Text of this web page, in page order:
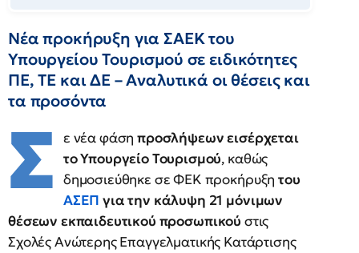
Νέα προκήρυξη για ΣΑΕΚ του
Υπουργείου Τουρισμού σε ειδικότητες
ΠΕ, ΤΕ και ΔΕ – Αναλυτικά οι θέσεις και
τα προσόντα
Σ ε νέα φάσηπροσλήψεων εισέρχεται
το Υπουργείο Τουρισμού, καθώς
δημοσιεύθηκε σε ΦΕΚ προκήρυξητου
ΑΣΕΠ για την κάλυψη 21 μόνιμων
θέσεων εκπαιδευτικού προσωπικού στις
Σχολές Ανώτερης Επαγγελματικής Κατάρτισης